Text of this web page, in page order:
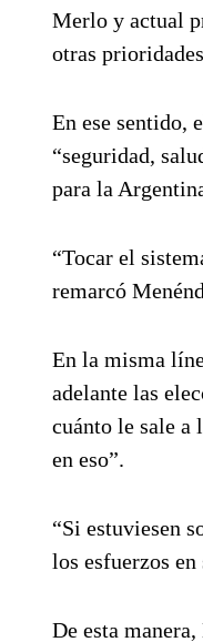
Merlo y actual
otras
En ese sentido,
“seguridad,
para la
“Tocar el
remarcó
En la misma
adelante las
cuánto le sale a
en eso”.
“Si estuviesen
los esfuerzos
De esta